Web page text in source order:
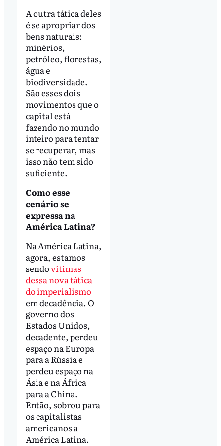
A outra tática deles
é se apropriar dos
bens naturais:
minérios,
petróleo, florestas,
água e
biodiversidade.
São esses dois
movimentos que o
capital está
fazendo no mundo
inteiro para tentar
se recuperar, mas
isso não tem sido
suficiente.
Como esse
cenário se
expressa na
América Latina?
Na América Latina,
agora, estamos
sendovítimas
dessa nova tática
do imperialismo
em decadência. O
governo dos
Estados Unidos,
decadente, perdeu
espaço na Europa
para a Rússia e
perdeu espaço na
Ásia e na África
para a China.
Então, sobrou para
os capitalistas
americanos a
América Latina.